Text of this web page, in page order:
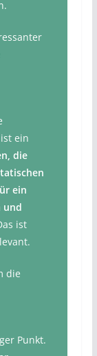
ein
die
ein
und
ist
die
Punkt.